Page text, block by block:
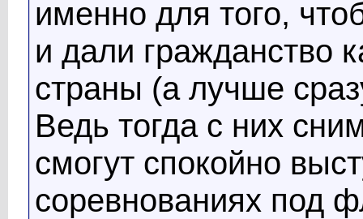
именно для того,
и дали гражданство
страны (а лучше
Ведь тогда с них
смогут спокойно
соревнованиях под